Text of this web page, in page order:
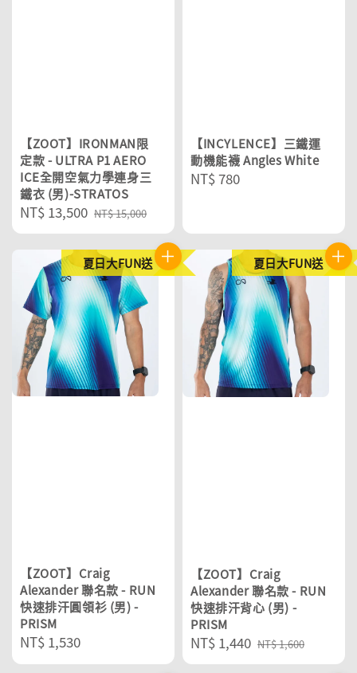
【ZOOT】IRONMAN限
定款 - ULTRA P1 AERO
ICE全開空氣力學連身三
鐵衣 (男)-STRATOS
Sale
price
NT$ 13,500 Regular
price
NT$ 15,000
【INCYLENCE】三鐵運
動機能襪 Angles White
Regular
NT$ 780
夏日大FUN送
【ZOOT】Craig
Alexander 聯名款 - RUN
快速排汗圓領衫 (男) -
PRISM
Regular
price
NT$ 1,530
夏日大FUN送
【ZOOT】Craig
Alexander 聯名款 - RUN
快速排汗背心 (男) -
PRISM
Sale
price
NT$ 1,440 Regular
price
NT$ 1,600